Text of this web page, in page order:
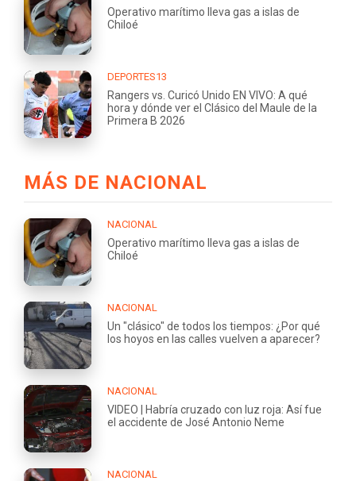
Operativo marítimo lleva gas a islas de
Chiloé
DEPORTES13
Rangers vs. Curicó Unido EN VIVO: A qué
hora y dónde ver el Clásico del Maule de la
Primera B 2026
MÁS DE NACIONAL
NACIONAL
Operativo marítimo lleva gas a islas de
Chiloé
NACIONAL
Un "clásico" de todos los tiempos: ¿Por qué
los hoyos en las calles vuelven a aparecer?
NACIONAL
VIDEO | Habría cruzado con luz roja: Así fue
el accidente de José Antonio Neme
NACIONAL